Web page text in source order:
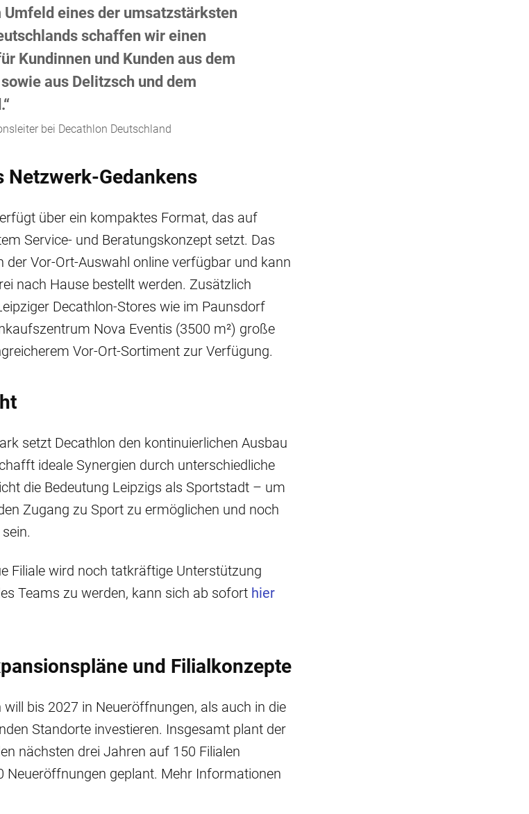
Umfeld eines der umsatzstärksten
schaffen wir einen
Kundinnen und Kunden aus dem
aus Delitzsch und dem
bei Decathlon Deutschland
Netzwerk-Gedankens
über ein kompaktes Format, das auf
Service- und Beratungskonzept setzt. Das
der Vor-Ort-Auswahl online verfügbar und kann
nach Hause bestellt werden. Zusätzlich
Decathlon-Stores wie im Paunsdorf
Nova Eventis (3500 m²) große
Vor-Ort-Sortiment zur Verfügung.
setzt Decathlon den kontinuierlichen Ausbau
ideale Synergien durch unterschiedliche
die Bedeutung Leipzigs als Sportstadt – um
Zugang zu Sport zu ermöglichen und noch
Filiale wird noch tatkräftige Unterstützung
Teams zu werden, kann sich ab sofort hier
und Filialkonzepte
bis 2027 in Neueröffnungen, als auch in die
Standorte investieren. Insgesamt plant der
nächsten drei Jahren auf 150 Filialen
Neueröffnungen geplant. Mehr Informationen